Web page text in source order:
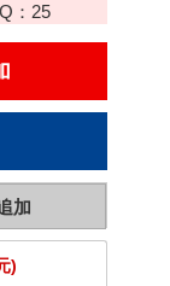
： 25
)